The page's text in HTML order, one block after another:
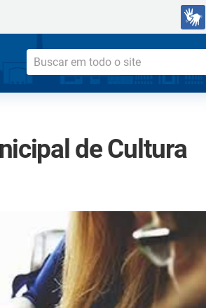
de Cultura